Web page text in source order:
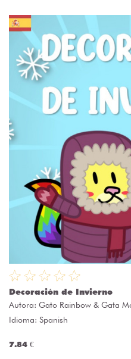
Decoración de Invierno
Autora: Gato Rainbow & Gata
Idioma: Spanish
7.84 €